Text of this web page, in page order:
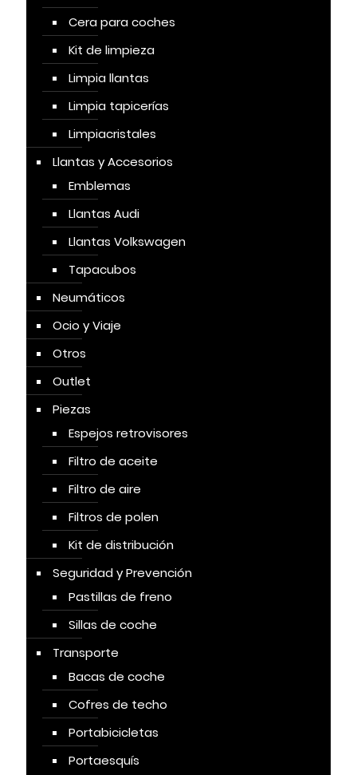
Cera para coches
Kit de limpieza
Limpia llantas
Limpia tapicerías
Limpiacristales
Llantas y Accesorios
Emblemas
Llantas Audi
Llantas Volkswagen
Tapacubos
Neumáticos
Ocio y Viaje
Otros
Outlet
Piezas
Espejos retrovisores
Filtro de aceite
Filtro de aire
Filtros de polen
Kit de distribución
Seguridad y Prevención
Pastillas de freno
Sillas de coche
Transporte
Bacas de coche
Cofres de techo
Portabicicletas
Portaesquís